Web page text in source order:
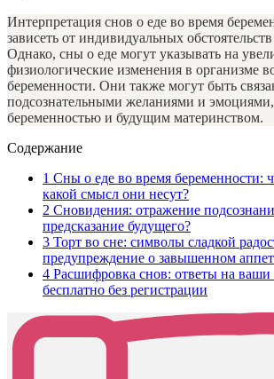
Интерпретация снов о еде во время
зависеть от индивидуальных
Однако, сны о еде могут указывать на
физиологические изменения в организме
беременности. Они также могут быть
подсознательными желаниями и
беременностью и будущим материнством.
Содержание
1 Сны о еде во время беременности:
какой смысл они несут?
2 Сновидения: отражение
предсказание будущего?
3 Торт во сне: символы сладкой
предупреждение о завышенном
4 Расшифровка снов: ответы на
бесплатно без регистрации